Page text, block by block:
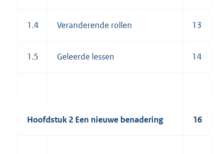
1.4 Veranderende rollen 13
1.5 Geleerde lessen 14
Hoofdstuk 2 Een nieuwe benadering 16